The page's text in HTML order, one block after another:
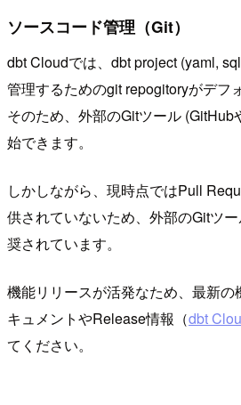
ソースコード管理（Git）
dbt Cloudでは、dbt project (yaml,
管理するためのgit repogitoryがデフ
そのため、外部のGitツール
始できます。
しかしながら、現時点ではPull
供されていないため、外部のGitツ
奨されています。
機能リリースが活発なため、最新の
キュメントやRelease情報（dbt
てください。